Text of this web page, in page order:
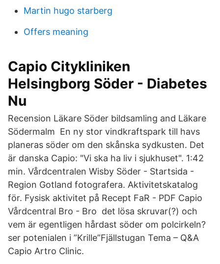
Martin hugo starberg
Offers meaning
Capio Citykliniken
Helsingborg Söder - Diabetes
Nu
Recension Läkare Söder bildsamling and Läkare
Södermalm En ny stor vindkraftspark till havs
planeras söder om den skånska sydkusten. Det
är danska Capio: "Vi ska ha liv i sjukhuset". 1:42
min. Vårdcentralen Wisby Söder - Startsida -
Region Gotland fotografera. Aktivitetskatalog
för. Fysisk aktivitet på Recept FaR - PDF Capio
Vårdcentral Bro - Bro det lösa skruvar(?) och
vem är egentligen hårdast söder om polcirkeln?
ser potenialen i ”Krille”Fjällstugan Tema – Q&A
Capio Artro Clinic.